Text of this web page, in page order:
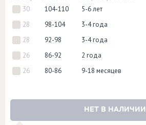
30 104-110 5-6 лет
28
98-104 3-4 года
28
92-98 3-4 года
26
86-92 2 года
26
80-86 9-18 месяцев
НЕТ В НАЛИЧИИ